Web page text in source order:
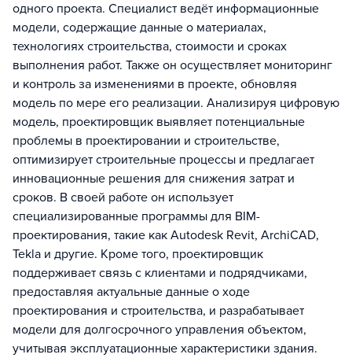
одного проекта. Специалист ведёт информационные
модели, содержащие данные о материалах,
технологиях строительства, стоимости и сроках
выполнения работ. Также он осуществляет мониторинг
и контроль за изменениями в проекте, обновляя
модель по мере его реализации. Анализируя цифровую
модель, проектировщик выявляет потенциальные
проблемы в проектировании и строительстве,
оптимизирует строительные процессы и предлагает
инновационные решения для снижения затрат и
сроков. В своей работе он использует
специализированные программы для BIM-
проектирования, такие как Autodesk Revit, ArchiCAD,
Tekla и другие. Кроме того, проектировщик
поддерживает связь с клиентами и подрядчиками,
предоставляя актуальные данные о ходе
проектирования и строительства, и разрабатывает
модели для долгосрочного управления объектом,
учитывая эксплуатационные характеристики здания.